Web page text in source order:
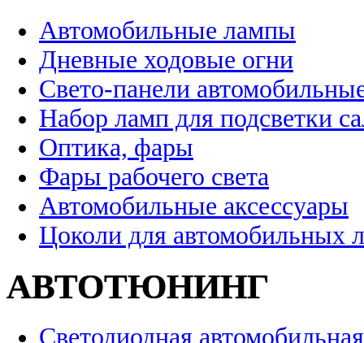
Автомобильные лампы
Дневные ходовые огни
Свето-панели
Набор ламп для подсветки
Оптика, фары
Фары рабочего света
Автомобильные аксессуары
Цоколи для автомобильных
АВТОТЮНИНГ
Светодиодная